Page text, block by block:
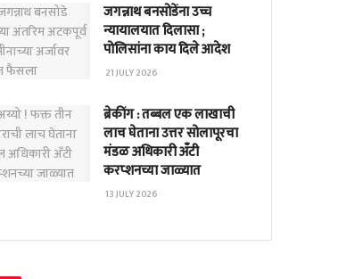
जगन्नाथ बनसोडेंना उच्च
न्यायालयात दिलासा ;
पोलिसांना काय दिले आदेश
21 JULY 2026
ब्रेकींग : तब्बल एक लाखाची
लाच घेताना उत्तर सोलापूरचा
मंडळ अधिकारी अँटी
करप्शनच्या जाळ्यात
13 JULY 2026